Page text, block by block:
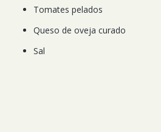
Tomates pelados
Queso de oveja curado
Sal